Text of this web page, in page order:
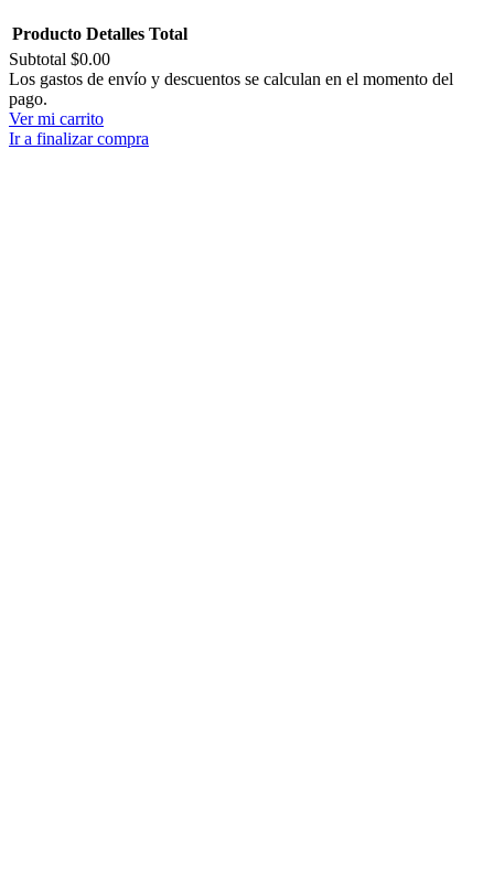
Productos
del
carrito
Producto Detalles Total
Subtotal $0.00
Los gastos de envío y descuentos se calculan en el momento del
pago.
Ver mi carrito
Ir a finalizar compra